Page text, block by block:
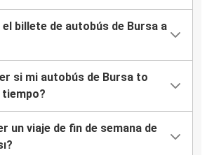
billete de autobús de Bursa a
si mi autobús de Bursa to
tiempo?
un viaje de fin de semana de